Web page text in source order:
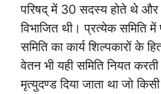
परिषद् में 30 सदस्य होते थे और
विभाजित थी। प्रत्येक समिति
समिति का कार्य शिल्पकारों के
वेतन भी यही समिति नियत
मृत्युदण्ड दिया जाता था जो